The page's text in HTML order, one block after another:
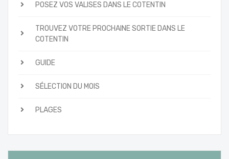
POSEZ VOS VALISES DANS LE COTENTIN
TROUVEZ VOTRE PROCHAINE SORTIE DANS LE
COTENTIN
GUIDE
SÉLECTION DU MOIS
PLAGES